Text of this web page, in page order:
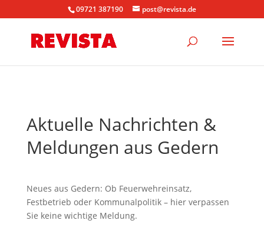
09721 387190 post@revista.de
Aktuelle Nachrichten &
Meldungen aus Gedern
Neues aus Gedern: Ob Feuerwehreinsatz,
Festbetrieb oder Kommunalpolitik – hier verpassen
Sie keine wichtige Meldung.